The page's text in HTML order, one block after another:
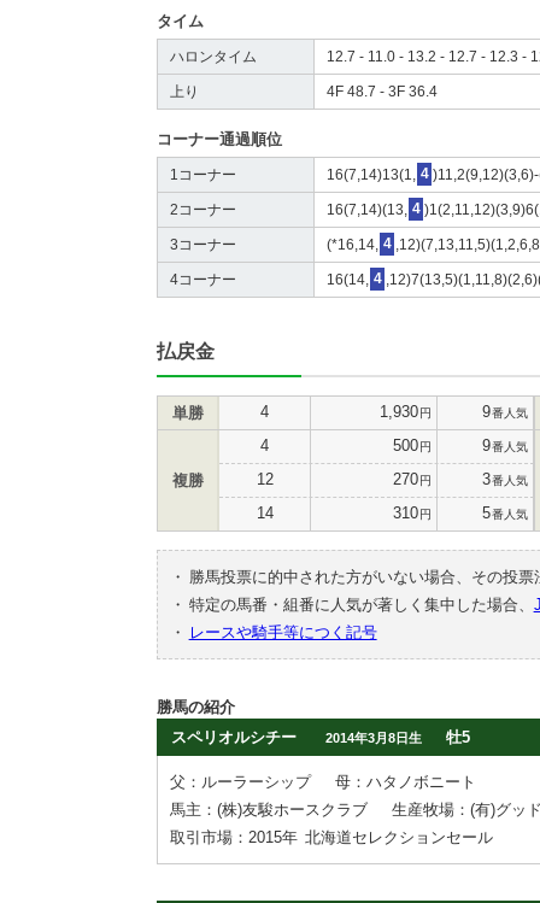
タイム
ハロンタイム 12.7 - 11.0 - 13.2 - 12.7 - 12.3 -
上り 4F 48.7 - 3F 36.4
コーナー通過順位
1コーナー 16(7,14)13(1, 4
2コーナー 16(7,14)(13, 4
3コーナー (*16,14, 4
4コーナー 16(14, 4
払戻金
単勝 4 1,930円 9番人気
複勝
4 500円 9番人気
12 270円 3番人気
14 310円 5番人気
・
勝馬投票に的中された方がいない場合、その投
・ 特定の馬番・組番に人気が著しく集中した場合、
・
レースや騎手等につく記号
勝馬の紹介
スペリオルシチー
2014年3月8日生 牡5
父：ルーラーシップ
母：ハタノボニート
馬主：(株)友駿ホースクラブ
生産牧場：(有)グッ
取引市場：2015年 北海道セレクションセール